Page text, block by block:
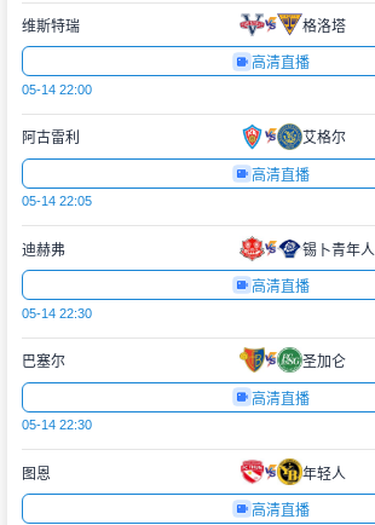
维斯特瑞 格洛塔
高清直播
05-14 22:00
阿古雷利 艾格尔
高清直播
05-14 22:05
迪赫弗 锡卜青年人
高清直播
05-14 22:30
巴塞尔 圣加仑
高清直播
05-14 22:30
图恩 年轻人
高清直播